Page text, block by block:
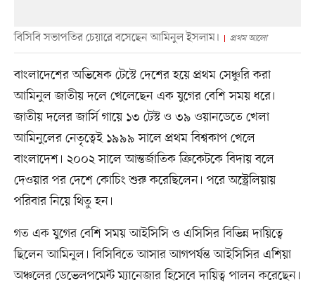
বিসিবি সভাপতির চেয়ারে বসেছেন আমিনুল ইসলাম। প্রথম আলো
বাংলাদেশের অভিষেক টেস্টে দেশের হয়ে প্রথম সেঞ্চুরি করা
আমিনুল জাতীয় দলে খেলেছেন এক যুগের বেশি সময় ধরে।
জাতীয় দলের জার্সি গায়ে ১৩ টেস্ট ও ৩৯ ওয়ানডেতে খেলা
আমিনুলের নেতৃত্বেই ১৯৯৯ সালে প্রথম বিশ্বকাপ খেলে
বাংলাদেশ। ২০০২ সালে আন্তর্জাতিক ক্রিকেটকে বিদায় বলে
দেওয়ার পর দেশে কোচিং শুরু করেছিলেন। পরে অস্ট্রেলিয়ায়
পরিবার নিয়ে থিতু হন।
গত এক যুগের বেশি সময় আইসিসি ও এসিসির বিভিন্ন দায়িত্বে
ছিলেন আমিনুল। বিসিবিতে আসার আগপর্যন্ত আইসিসির এশিয়া
অঞ্চলের ডেভেলপমেন্ট ম্যানেজার হিসেবে দায়িত্ব পালন করেছেন।